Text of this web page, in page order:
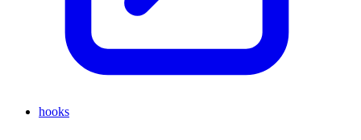
hooks